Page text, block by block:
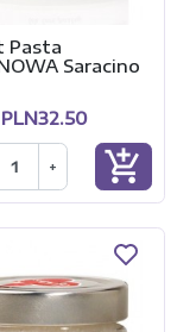
Pasta
Saracino
PLN32.50
+ add_shopping_cart